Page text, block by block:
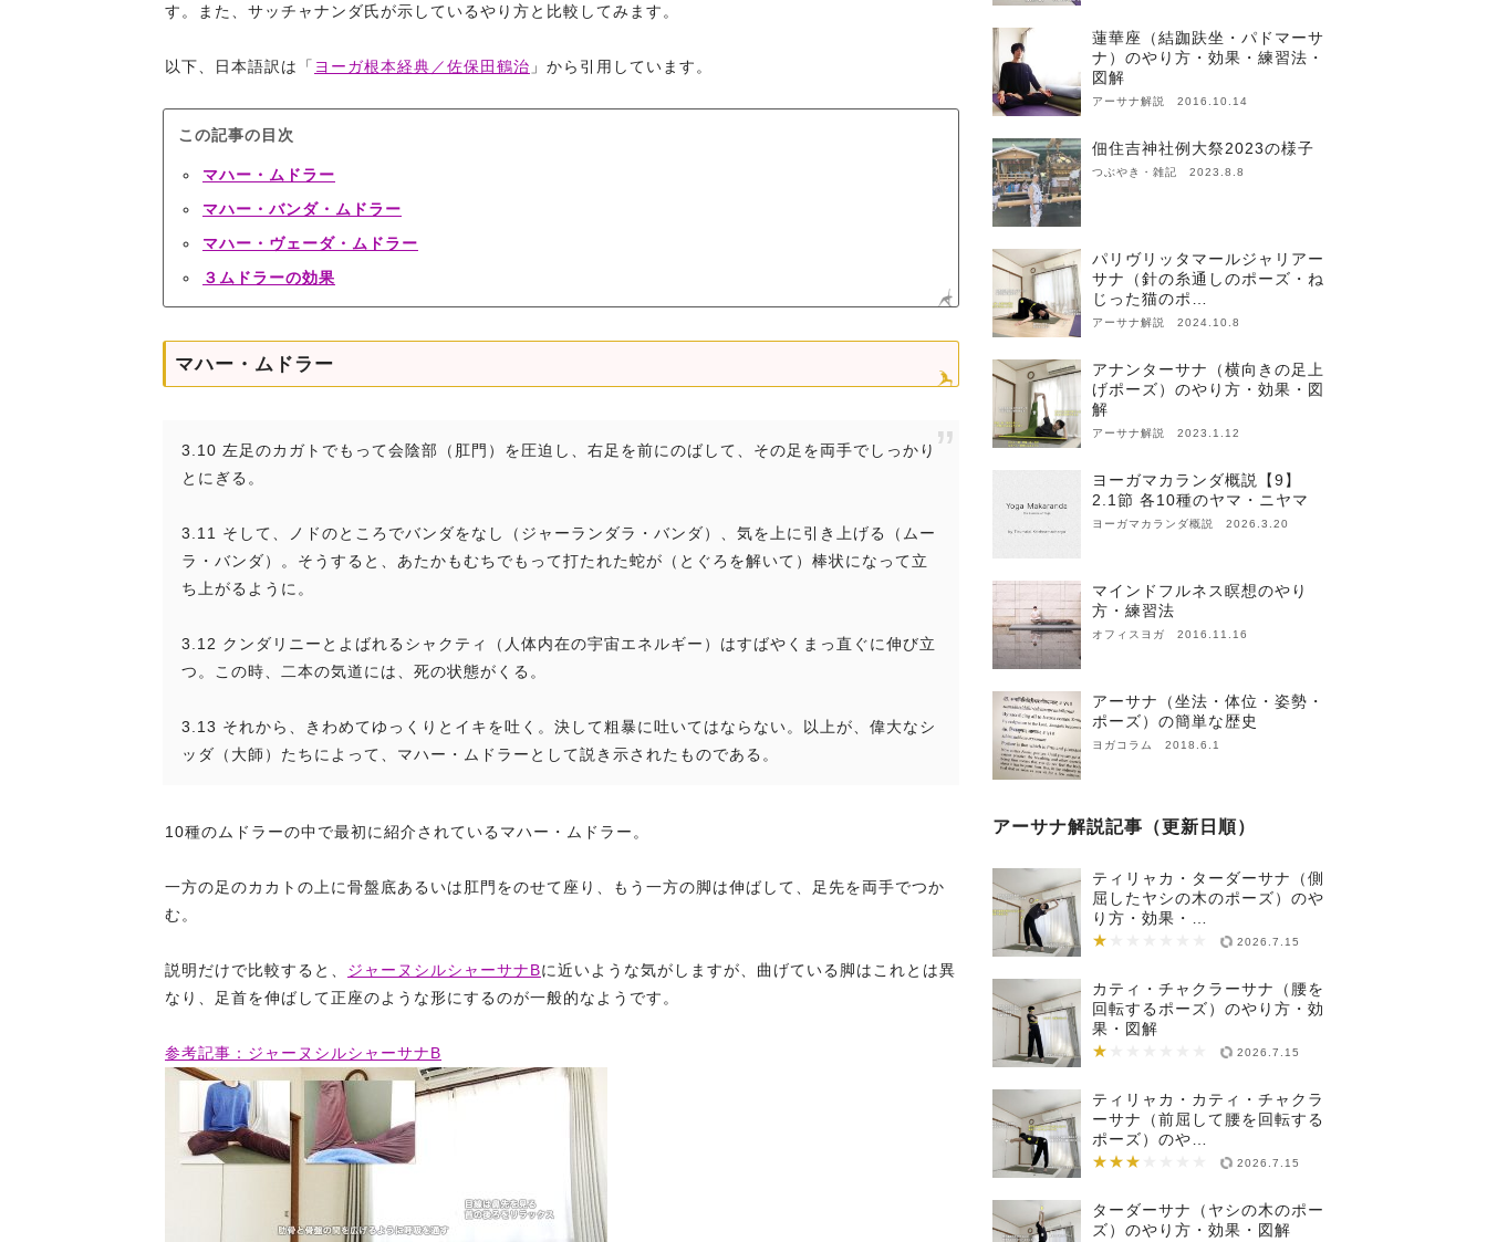
す。また、サッチャナンダ氏が示しているやり方と比較してみます。
以下、日本語訳は「 ヨーガ根本経典／佐保田鶴治 」から引用しています。
この記事の目次
マハー・ムドラー
マハー・バンダ・ムドラー
マハー・ヴェーダ・ムドラー
３ムドラーの効果
マハー・ムドラー
3.10 左足のカガトでもって会陰部（肛門）を圧迫し、右足を前にのばして、その足を両手でしっかり
とにぎる。
3.11 そして、ノドのところでバンダをなし（ジャーランダラ・バンダ）、気を上に引き上げる（ムー
ラ・バンダ）。そうすると、あたかもむちでもって打たれた蛇が（とぐろを解いて）棒状になって立
ち上がるように。
3.12 クンダリニーとよばれるシャクティ（人体内在の宇宙エネルギー）はすばやくまっ直ぐに伸び立
つ。この時、二本の気道には、死の状態がくる。
3.13 それから、きわめてゆっくりとイキを吐く。決して粗暴に吐いてはならない。以上が、偉大なシ
ッダ（大師）たちによって、マハー・ムドラーとして説き示されたものである。
10種のムドラーの中で最初に紹介されているマハー・ムドラー。
一方の足のカカトの上に骨盤底あるいは肛門をのせて座り、もう一方の脚は伸ばして、足先を両手でつか
む。
説明だけで比較すると、 ジャーヌシルシャーサナBに近いような気がしますが、曲げている脚はこれとは異
なり、足首を伸ばして正座のような形にするのが一般的なようです。
参考記事：ジャーヌシルシャーサナB
蓮華座（結跏趺坐・パドマーサ
ナ）のやり方・効果・練習法・
図解
アーサナ解説 2016.10.14
佃住吉神社例大祭2023の様子
つぶやき・雑記 2023.8.8
パリヴリッタマールジャリアー
サナ（針の糸通しのポーズ・ね
じった猫のポ…
アーサナ解説 2024.10.8
アナンターサナ（横向きの足上
げポーズ）のやり方・効果・図
解
アーサナ解説 2023.1.12
ヨーガマカランダ概説【9】
2.1節 各10種のヤマ・ニヤマ
ヨーガマカランダ概説 2026.3.20
マインドフルネス瞑想のやり
方・練習法
オフィスヨガ 2016.11.16
アーサナ（坐法・体位・姿勢・
ポーズ）の簡単な歴史
ヨガコラム 2018.6.1
アーサナ解説記事（更新日順）
ティリャカ・ターダーサナ（側
屈したヤシの木のポーズ）のや
り方・効果・…
★
★★★★★★★ 2026.7.15
カティ・チャクラーサナ（腰を
回転するポーズ）のやり方・効
果・図解
★
★★★★★★★ 2026.7.15
ティリャカ・カティ・チャクラ
ーサナ（前屈して腰を回転する
ポーズ）のや…
★★★
★★★★★★★ 2026.7.15
ターダーサナ（ヤシの木のポー
ズ）のやり方・効果・図解